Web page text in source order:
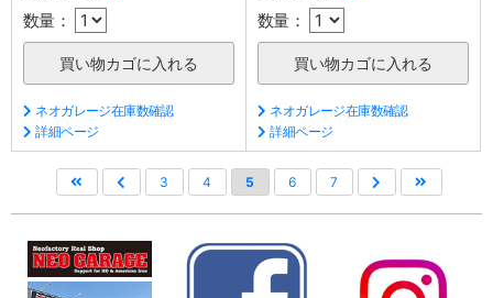
数量：
ネオガレージ在庫数確認
詳細ページ
数量：
ネオガレージ在庫数確認
詳細ページ
3 4 5 6 7